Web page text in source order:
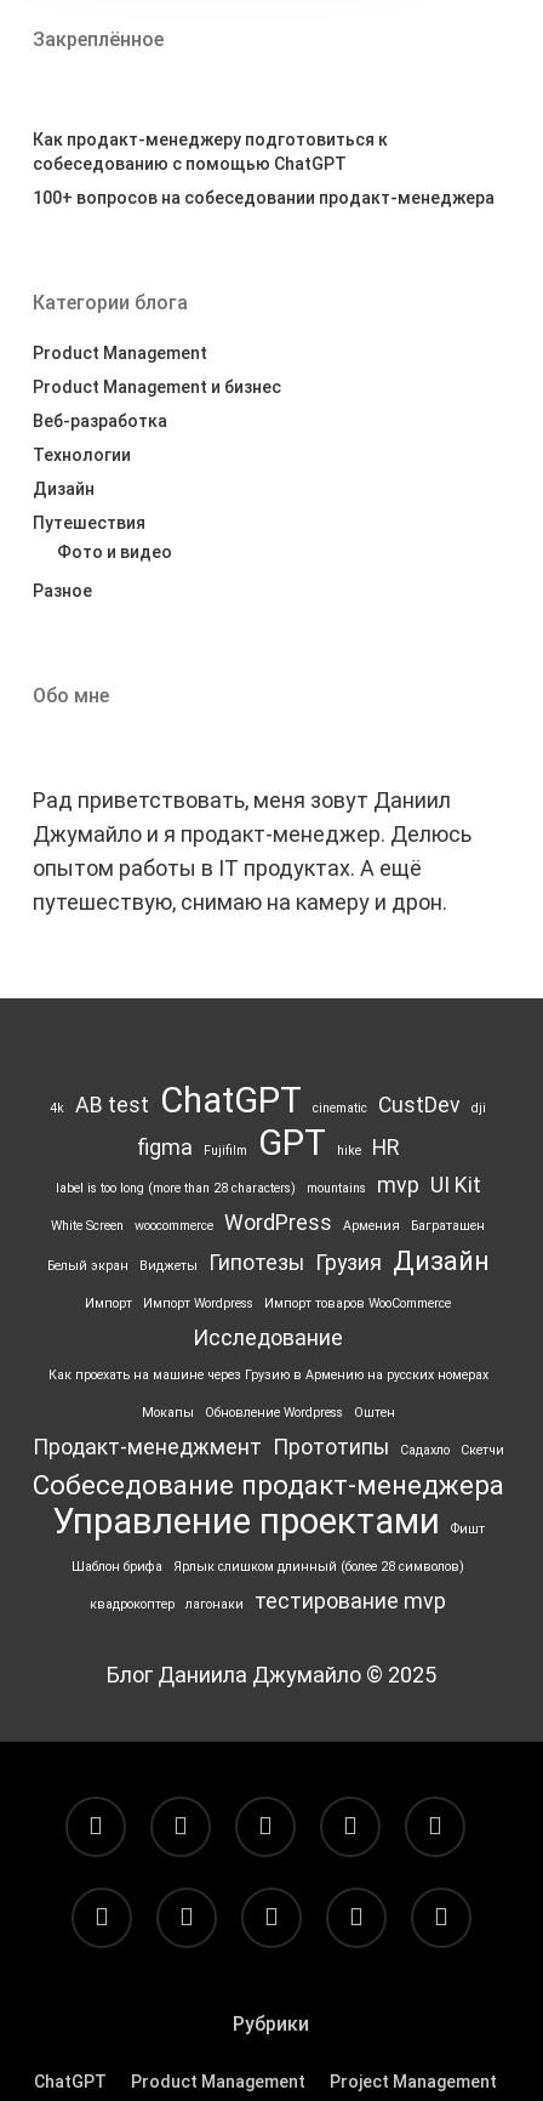
Закреплённое
Как продакт-менеджеру подготовиться к
собеседованию с помощью ChatGPT
100+ вопросов на собеседовании продакт-менеджера
Категории блога
Product Management
Product Management и бизнес
Веб-разработка
Технологии
Дизайн
Путешествия
Фото и видео
Разное
Обо мне
Рад приветствовать, меня зовут Даниил
Джумайло и я продакт-менеджер. Делюсь
опытом работы в IT продуктах. А ещё
путешествую, снимаю на камеру и дрон.
4k AB test ChatGPT cinematic CustDev dji
figma Fujifilm GPT hike HR
label is too long (more than 28 characters) mountains mvp UI Kit
White Screen woocommerce WordPress Армения Баграташен
Белый экран Виджеты Гипотезы Грузия Дизайн
Импорт Импорт Wordpress Импорт товаров WooCommerce
Исследование
Как проехать на машине через Грузию в Армению на русских номерах
Мокапы Обновление Wordpress Оштен
Продакт-менеджмент Прототипы Садахло Скетчи
Собеседование продакт-менеджера
Управление проектами Фишт
Шаблон брифа Ярлык ‎слишком длинный (более 28 символов)
квадрокоптер лагонаки тестирование mvp
Блог Даниила Джумайло © 2025
facebook pinterest linkedin youtube flickr
vk yelp telegram tiktok email
Рубрики
ChatGPT Product Management Project Management